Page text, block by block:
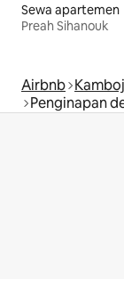
Sewa apartemen
Preah Sihanouk
Airbnb
Penginapan